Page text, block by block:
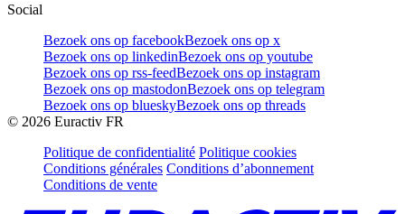
Social
Bezoek ons op facebookBezoek ons op x
Bezoek ons op linkedinBezoek ons op youtube
Bezoek ons op rss-feedBezoek ons op instagram
Bezoek ons op mastodonBezoek ons op telegram
Bezoek ons op blueskyBezoek ons op threads
© 2026 Euractiv FR
Politique de confidentialité Politique cookies
Conditions générales Conditions d’abonnement
Conditions de vente